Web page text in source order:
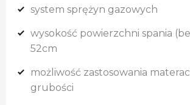
system sprężyn gazowych
wysokość powierzchni spania
52cm
możliwość zastosowania
grubości